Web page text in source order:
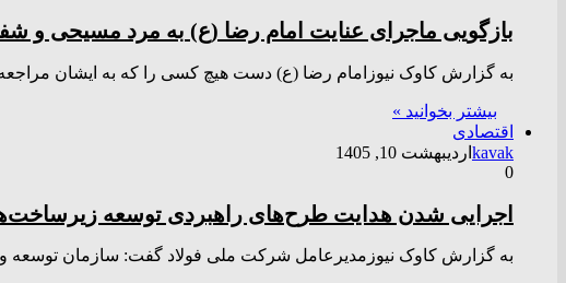
بازگویی ماجرای عنایت امام رضا (ع) به مرد مسیحی و
به گزارش کاوک نیوزامام رضا (ع) دست هیچ کسی را که به ایشان مراجعه
بیشتر بخوانید »
اقتصادی
kavak اردیبهشت 10, 1405
0
اجرایی شدن هدایت طرح‌های راهبردی توسعه
به گزارش کاوک نیوزمدیرعامل شرکت ملی فولاد گفت: سازمان